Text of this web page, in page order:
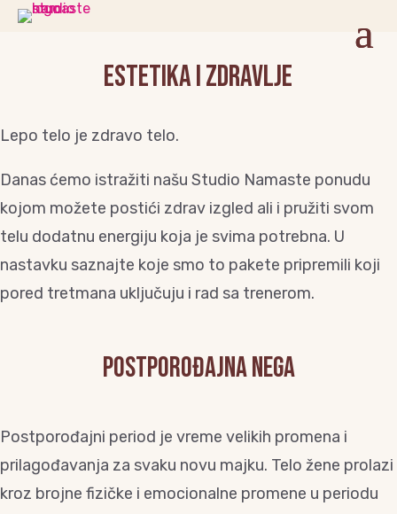
Estetika i zdravlje
Lepo telo je zdravo telo.
Danas ćemo istražiti našu Studio Namaste ponudu
kojom možete postići zdrav izgled ali i pružiti svom
telu dodatnu energiju koja je svima potrebna. U
nastavku saznajte koje smo to pakete pripremili koji
pored tretmana uključuju i rad sa trenerom.
Postporođajna nega
Postporođajni period je vreme velikih promena i
prilagođavanja za svaku novu majku. Telo žene prolazi
kroz brojne fizičke i emocionalne promene u periodu